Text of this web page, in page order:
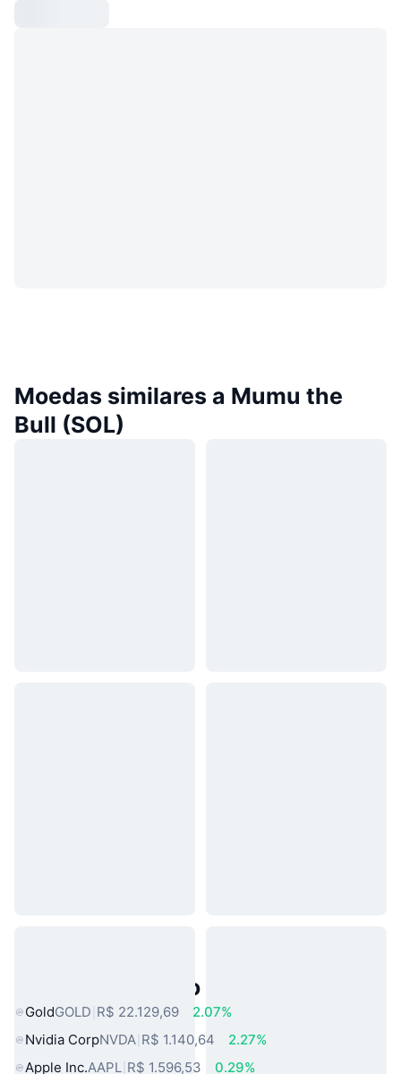
Moedas similares a Mumu the
Bull (SOL)
Ativos do Mundo Real Populares
GoldGOLD R$ 22.129,69
2.07%
Nvidia CorpNVDA R$ 1.140,64
2.27%
Apple Inc.AAPL R$ 1.596,53 0.29%